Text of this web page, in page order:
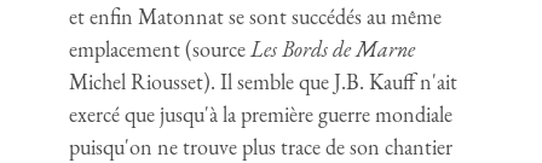
et enfin Matonnat se sont succédés au même
emplacement (source Les Bords de Marne
Michel Riousset). Il semble que J.B. Kauff n'ait
exercé que jusqu'à la première guerre mondiale
puisqu'on ne trouve plus trace de son chantier